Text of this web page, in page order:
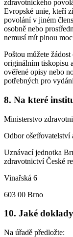
zdravotnického
Evropské unie, kteří
povolání v jiném
osobně nebo
nemusí mít plnou
Poštou můžete
originálním tiskopisu
ověřené opisy nebo
potřebných pro
8. Na které
Ministerstvo
Odbor
Uznávací jednotka
zdravotnictví České
Vinařská 6
603 00 Brno
10. Jaké
Na úřadě předložte: